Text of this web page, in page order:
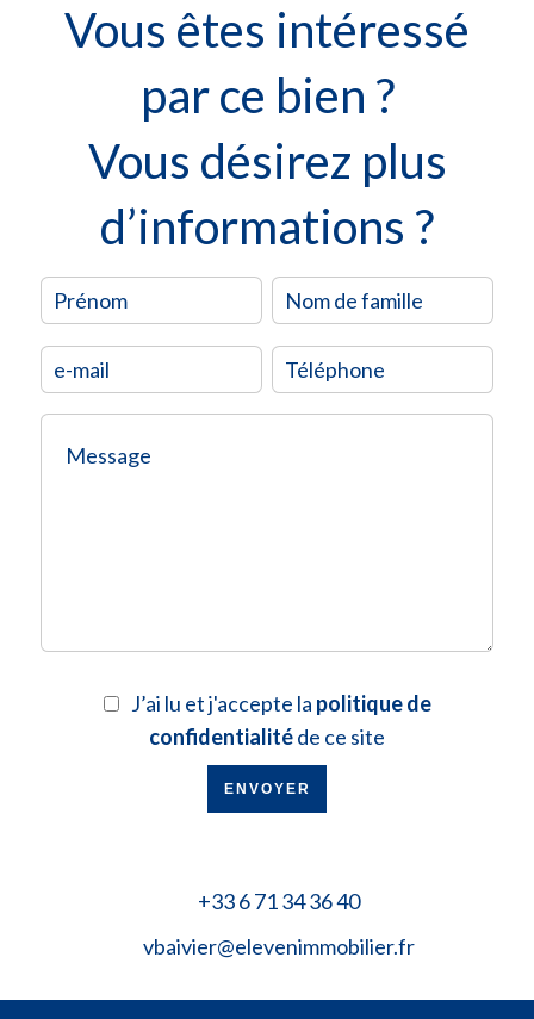
Vous êtes intéressé
par ce bien ?
Vous désirez plus
d’informations ?
J’ai lu et j'accepte la politique de
confidentialitéde ce site
ENVOYER
+33 6 71 34 36 40
vbaivier@elevenimmobilier.fr